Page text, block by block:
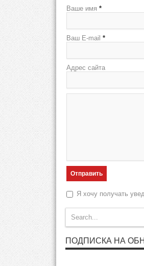
Ваше имя *
Ваш E-mail *
Адрес сайта
Я хочу получать
ПОДПИСКА НА